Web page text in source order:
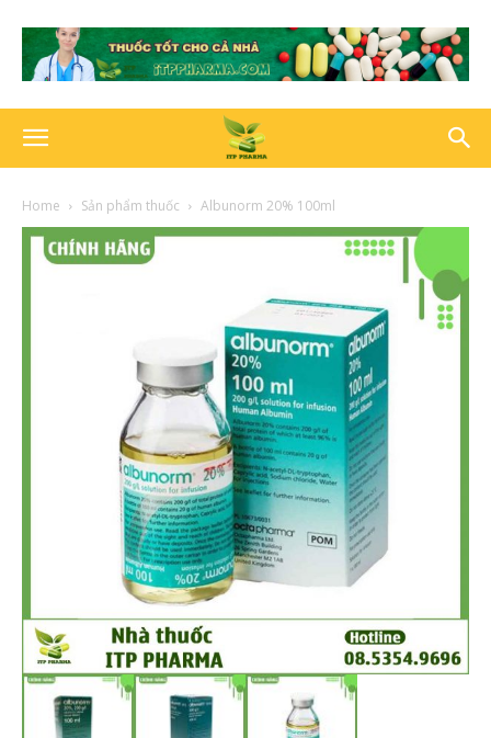
Home Sản phẩm thuốc Albunorm 20% 100ml